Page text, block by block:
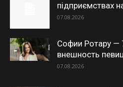
підприємствах
07.08.2026
Софии Ротару —
внешность
07.08.2026